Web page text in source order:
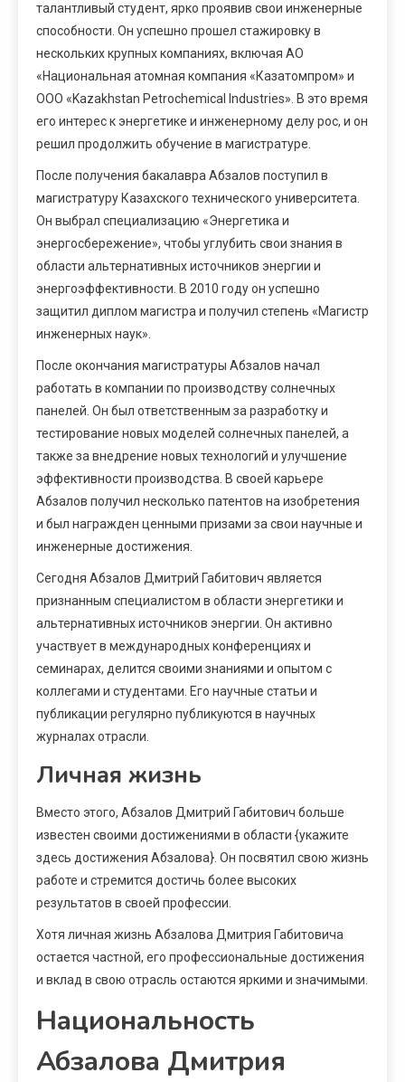
талантливый студент, ярко проявив свои инженерные
способности. Он успешно прошел стажировку в
нескольких крупных компаниях, включая АО
«Национальная атомная компания «Казатомпром» и
ООО «Kazakhstan Petrochemical Industries». В это время
его интерес к энергетике и инженерному делу рос, и он
решил продолжить обучение в магистратуре.
После получения бакалавра Абзалов поступил в
магистратуру Казахского технического университета.
Он выбрал специализацию «Энергетика и
энергосбережение», чтобы углубить свои знания в
области альтернативных источников энергии и
энергоэффективности. В 2010 году он успешно
защитил диплом магистра и получил степень «Магистр
инженерных наук».
После окончания магистратуры Абзалов начал
работать в компании по производству солнечных
панелей. Он был ответственным за разработку и
тестирование новых моделей солнечных панелей, а
также за внедрение новых технологий и улучшение
эффективности производства. В своей карьере
Абзалов получил несколько патентов на изобретения
и был награжден ценными призами за свои научные и
инженерные достижения.
Сегодня Абзалов Дмитрий Габитович является
признанным специалистом в области энергетики и
альтернативных источников энергии. Он активно
участвует в международных конференциях и
семинарах, делится своими знаниями и опытом с
коллегами и студентами. Его научные статьи и
публикации регулярно публикуются в научных
журналах отрасли.
Личная жизнь
Вместо этого, Абзалов Дмитрий Габитович больше
известен своими достижениями в области {укажите
здесь достижения Абзалова}. Он посвятил свою жизнь
работе и стремится достичь более высоких
результатов в своей профессии.
Хотя личная жизнь Абзалова Дмитрия Габитовича
остается частной, его профессиональные достижения
и вклад в свою отрасль остаются яркими и значимыми.
Национальность
Абзалова Дмитрия